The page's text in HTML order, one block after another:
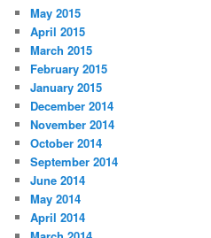
May 2015
April 2015
March 2015
February 2015
January 2015
December 2014
November 2014
October 2014
September 2014
June 2014
May 2014
April 2014